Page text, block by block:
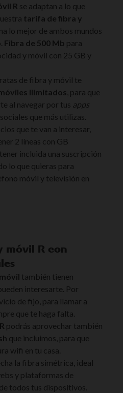
R se adaptan a lo que
tarifa de fibra y
lo mejor de ambos mundos
Fibra de 500 Mb para
y móvil con 25 GB y
de fibra y móvil te
ilimitados , para que
al navegar por tus apps
que más utilizas.
que te van a interesar,
2 líneas con GB
incluida una suscripción
lo que quieras para
móvil y televisión en
R con
también tienen
interesarte. Por
de fijo, para llamar a
que te haga falta.
podrás aprovechar también
que incluimos, para que
wifi en tu casa.
la fibra simétrica, ideal
y plataformas de
todos tus dispositivos.